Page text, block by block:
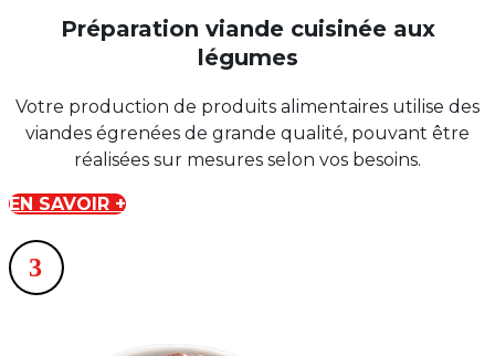
Préparation viande cuisinée aux
légumes
Votre production de produits alimentaires utilise des
viandes égrenées de grande qualité, pouvant être
réalisées sur mesures selon vos besoins.
EN SAVOIR +